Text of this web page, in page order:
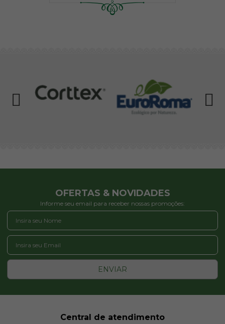
OFERTAS & NOVIDADES
Informe seu email para receber nossas promoções:
ENVIAR
Central de atendimento